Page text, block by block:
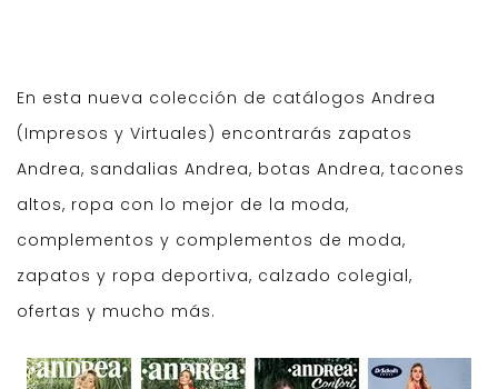
En esta nueva colección de catálogos Andrea
(Impresos y Virtuales) encontrarás zapatos
Andrea, sandalias Andrea, botas Andrea, tacones
altos, ropa con lo mejor de la moda,
complementos y complementos de moda,
zapatos y ropa deportiva, calzado colegial,
ofertas y mucho más.